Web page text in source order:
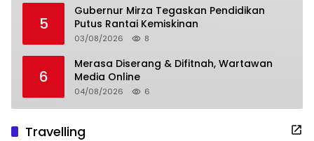
5
Gubernur Mirza Tegaskan Pendidikan
Putus Rantai Kemiskinan
03/08/2026 8
6
Merasa Diserang & Difitnah, Wartawan
Media Online
04/08/2026 6
Travelling